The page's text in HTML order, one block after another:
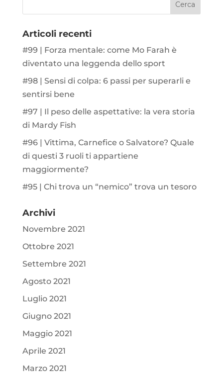
Articoli recenti
#99 | Forza mentale: come Mo Farah è
diventato una leggenda dello sport
#98 | Sensi di colpa: 6 passi per superarli e
sentirsi bene
#97 | Il peso delle aspettative: la vera storia
di Mardy Fish
#96 | Vittima, Carnefice o Salvatore? Quale
di questi 3 ruoli ti appartiene
maggiormente?
#95 | Chi trova un “nemico” trova un tesoro
Archivi
Novembre 2021
Ottobre 2021
Settembre 2021
Agosto 2021
Luglio 2021
Giugno 2021
Maggio 2021
Aprile 2021
Marzo 2021